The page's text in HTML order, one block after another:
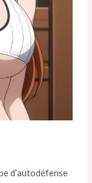
d’autodéfense